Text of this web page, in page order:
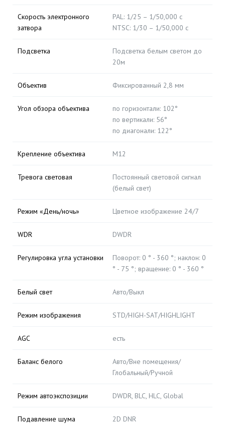
Скорость электронного
затвора
PAL: 1/25 – 1/50,000 с
NTSC: 1/30 – 1/50,000 с
Подсветка
Подсветка белым светом до
20м
Объектив Фиксированный 2,8 мм
Угол обзора объектива
по горизонтали: 102°
по вертикали: 56°
по диагонали: 122°
Крепление объектива М12
Тревога световая
Постоянный световой сигнал
(белый свет)
Режим «День/ночь» Цветное изображение 24/7
WDR DWDR
Регулировка угла установки
Поворот: 0 ° - 360 °; наклон: 0
° - 75 °; вращение: 0 ° - 360 °
Белый свет Авто/Выкл
Режим изображения STD/HIGH-SAT/HIGHLIGHT
AGC есть
Баланс белого
Авто/Вне помещения/
Глобальный/Ручной
Режим автоэкспозиции DWDR, BLC, HLC, Global
Подавление шума 2D DNR